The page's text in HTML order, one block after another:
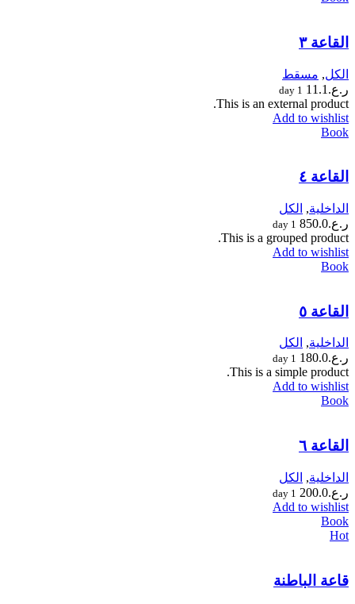
القاعة ٣
الكل, مسقط
ر.ع. 11.1
1 day
This is an external product.
Add to wishlist
Book
القاعة ٤
الداخلية, الكل
ر.ع.850.0
1 day
This is a grouped product.
Add to wishlist
Book
القاعة ٥
الداخلية, الكل
ر.ع.180.0
1 day
This is a simple product.
Add to wishlist
Book
القاعة ٦
الداخلية, الكل
ر.ع.200.0
1 day
Add to wishlist
Book
Hot
قاعة الباطنة